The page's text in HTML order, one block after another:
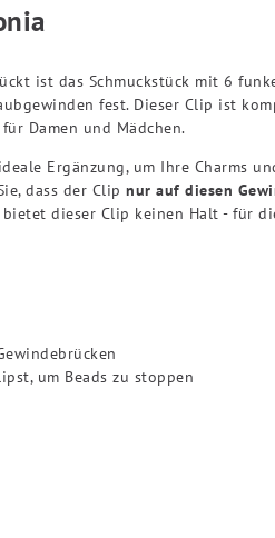
ist das Schmuckstück mit 6
fest. Dieser Clip ist
Damen und Mädchen.
Ergänzung, um Ihre Charms
dass der Clip nur auf diesen
dieser Clip keinen Halt - für
um Beads zu stoppen